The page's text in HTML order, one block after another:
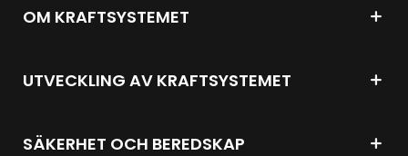
OM KRAFTSYSTEMET
UTVECKLING AV KRAFTSYSTEMET
SÄKERHET OCH BEREDSKAP